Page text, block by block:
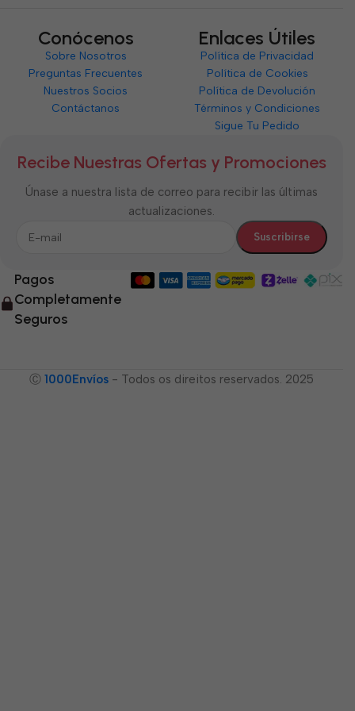
Conócenos
Sobre Nosotros
Preguntas Frecuentes
Nuestros Socios
Contáctanos
Enlaces Útiles
Política de Privacidad
Política de Cookies
Política de Devolución
Términos y Condiciones
Sigue Tu Pedido
Recibe Nuestras Ofertas y Promociones
Únase a nuestra lista de correo para recibir las últimas
actualizaciones.
Pagos
Completamente
Seguros
Ⓒ 1000Envíos - Todos os direitos reservados. 2025